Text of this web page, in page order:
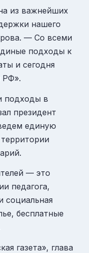
из важнейших
нашего
— Со всеми
подходы к
и сегодня
РФ».
подходы в
президент
единую
— это
педагога,
социальная
бесплатные
газета», глава